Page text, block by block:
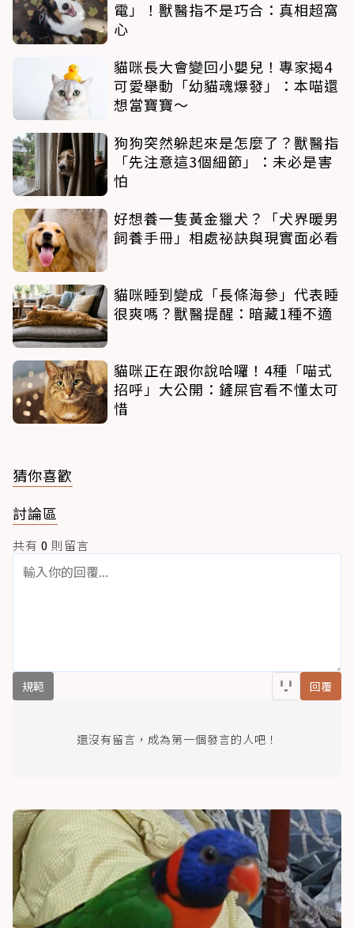
電」！獸醫指不是巧合：真相超窩
心
貓咪長大會變回小嬰兒！專家揭4
可愛舉動「幼貓魂爆發」：本喵還
想當寶寶～
狗狗突然躲起來是怎麼了？獸醫指
「先注意這3個細節」：未必是害
怕
好想養一隻黃金獵犬？「犬界暖男
飼養手冊」相處祕訣與現實面必看
貓咪睡到變成「長條海參」代表睡
很爽嗎？獸醫提醒：暗藏1種不適
貓咪正在跟你說哈囉！4種「喵式
招呼」大公開：鏟屎官看不懂太可
惜
猜你喜歡
討論區
共有 0 則留言
規範 回覆
還沒有留言，成為第一個發言的人吧！